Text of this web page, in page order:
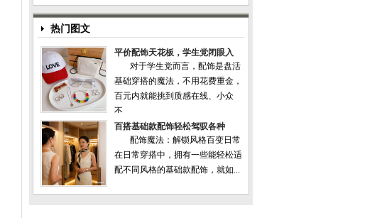
热门图文
平价配饰天花板，学生党闭眼入
对于学生党而言，配饰是盘活
基础穿搭的魔法，不用花费重金，
百元内就能挑到质感在线、小众
不...
百搭基础款配饰轻松驾驭各种
配饰魔法：解锁风格百变日常
在日常穿搭中，拥有一些能轻松适
配不同风格的基础款配饰，就如...